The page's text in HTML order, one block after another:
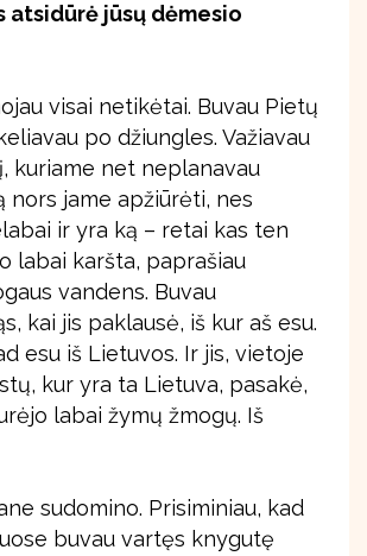
atsidūrė jūsų dėmesio
visai netikėtai. Buvau Pietų
po džiungles. Važiavau
kuriame net neplanavau
nors jame apžiūrėti, nes
ir yra ką – retai kas ten
labai karšta, paprašiau
vandens. Buvau
kai jis paklausė, iš kur aš esu.
esu iš Lietuvos. Ir jis, vietoje
kur yra ta Lietuva, pasakė,
labai žymų žmogų. Iš
sudomino. Prisiminiau, kad
buvau vartęs knygutę